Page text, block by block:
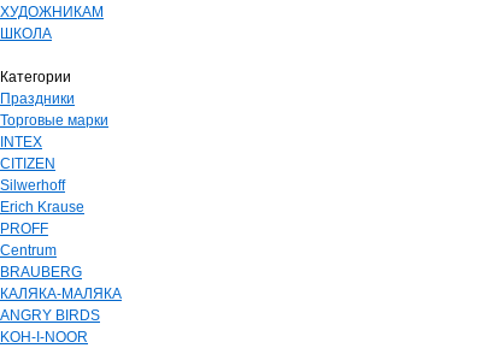
ХУДОЖНИКАМ
ШКОЛА
Категории
Праздники
Торговые марки
INTEX
CITIZEN
Silwerhoff
Erich Krause
PROFF
Centrum
BRAUBERG
КАЛЯКА-МАЛЯКА
ANGRY BIRDS
KOH-I-NOOR